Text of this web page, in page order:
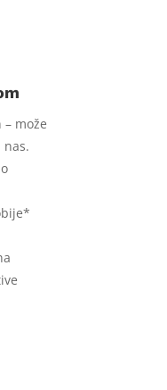
može